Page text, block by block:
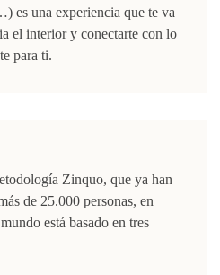
es una experiencia que te va
el interior y conectarte con lo
para ti.
Zinquo, que ya han
de 25.000 personas, en
está basado en tres